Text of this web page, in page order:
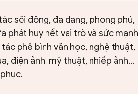
sôi động, đa dạng, phong phú,
phát huy hết vai trò và sức mạnh
phê bình văn học, nghệ thuật,
điện ảnh, mỹ thuật, nhiếp ảnh…